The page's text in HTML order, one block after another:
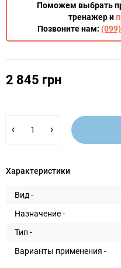
Поможем выбрать
тренажер и
Позвоните нам:
2 845 грн
Характеристики
Вид -
Назначение -
Тип -
Варианты применения -